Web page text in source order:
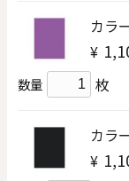
カラ
¥
数量 枚
カラ
¥